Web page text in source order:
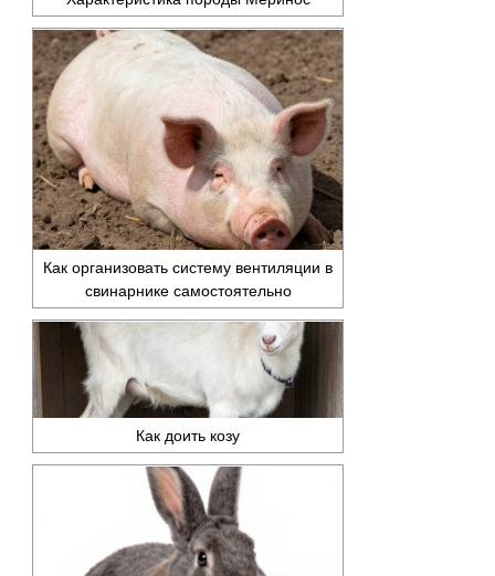
Как организовать систему вентиляции в
свинарнике самостоятельно
Как доить козу